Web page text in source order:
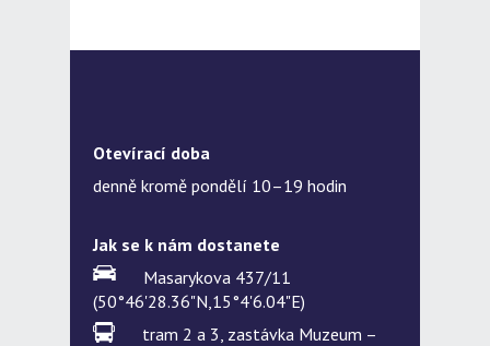
Otevírací doba
denně kromě pondělí 10–19 hodin
Jak se k nám dostanete
Masarykova 437/11
(50°46'28.36"N,15°4'6.04"E)
tram 2 a 3, zastávka Muzeum –